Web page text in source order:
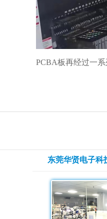
PCBA板再经过一
东莞华贤电子科